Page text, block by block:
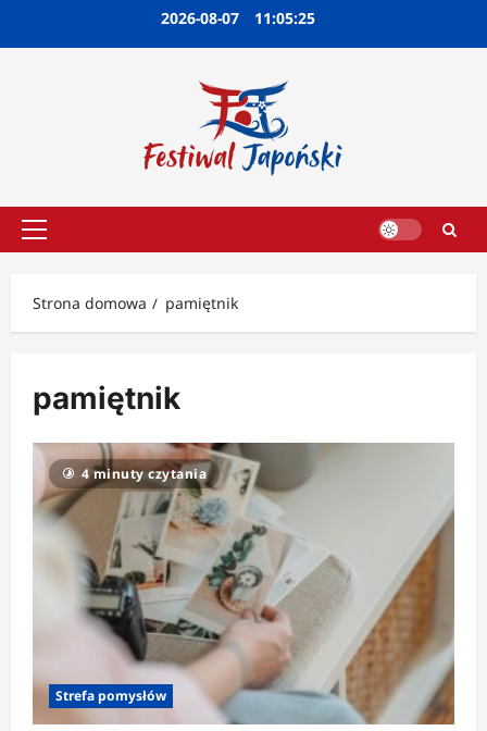
2026-08-07 11:05:25
Menu
Strona domowa
pamiętnik
pamiętnik
4 minuty czytania
Strefa pomysłów